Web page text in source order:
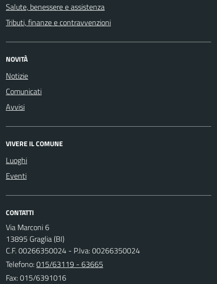
Salute, benessere e assistenza
Tributi, finanze e contravvenzioni
NOVITÀ
Notizie
Comunicati
Avvisi
VIVERE IL COMUNE
Luoghi
Eventi
CONTATTI
Via Marconi 6
13895 Graglia (BI)
C.F. 00266350024 - P.Iva: 00266350024
Telefono:015/63119 - 63665
Fax: 015/6391016